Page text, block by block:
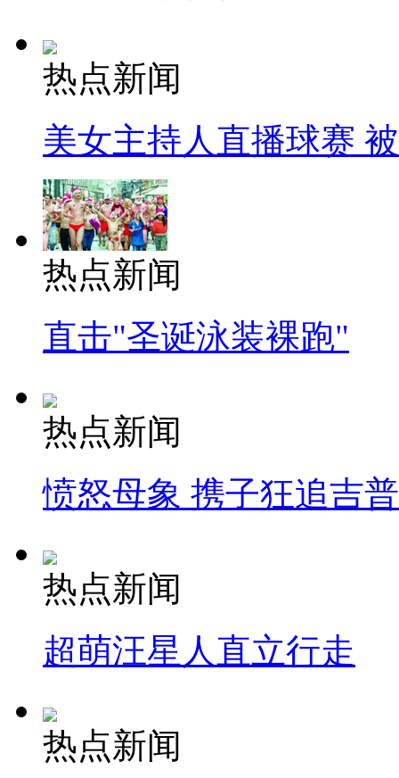
热点新闻
美女主持人直播球赛
热点新闻
直击"圣诞泳装裸跑"
热点新闻
愤怒母象 携子狂追吉
热点新闻
超萌汪星人直立行走
热点新闻